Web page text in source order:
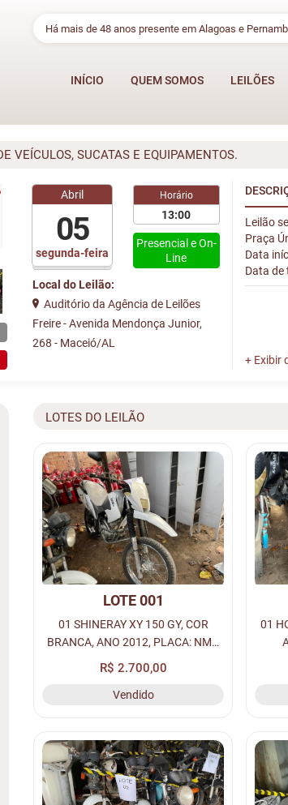
Há mais de 48 anos presente em Alagoas e
INÍCIO QUEM SOMOS LEILÕES
VEÍCULOS, SUCATAS E EQUIPAMENTOS.
segunda-feira
Abril
05
Horário
13:00
Presencial e On-
Line
Local do Leilão:
Auditório da Agência de Leilões
Freire - Avenida Mendonça Junior,
268 - Maceió/AL
Leilão
Praça
Data
Data de
LOTES DO LEILÃO
LOTE 001
01 SHINERAY XY 150 GY, COR
BRANCA, ANO 2012, PLACA: NMN
72244(CONSERVADO).
R$ 2.700,00
Vendido
01